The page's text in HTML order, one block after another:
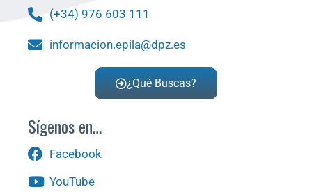
(+34) 976 603 111
informacion.epila@dpz.es
¿Qué Buscas?
Sígenos en…
Facebook
YouTube